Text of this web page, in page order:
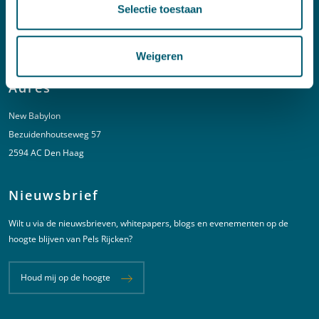
Selectie toestaan
Weigeren
T:+31 6 20 01 08 16
Adres
New Babylon
Bezuidenhoutseweg 57
2594 AC Den Haag
Nieuwsbrief
Wilt u via de nieuwsbrieven, whitepapers, blogs en evenementen op de
hoogte blijven van Pels Rijcken?
Houd mij op de hoogte